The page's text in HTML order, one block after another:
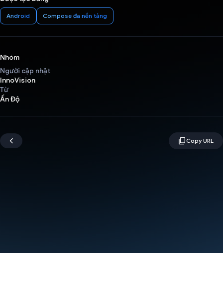
Android Compose đa nền tảng
Nhóm
Người cập nhật
InnoVision
Từ
Ấn Độ